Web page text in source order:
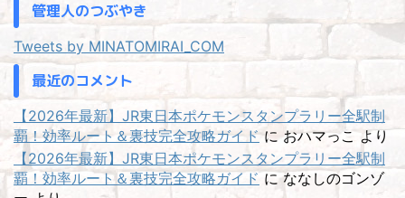
管理人のつぶやき
Tweets by MINATOMIRAI_COM
最近のコメント
【2026年最新】JR東日本ポケモンスタンプラリー全駅制
覇！効率ルート＆裏技完全攻略ガイドに おハマっこより
【2026年最新】JR東日本ポケモンスタンプラリー全駅制
覇！効率ルート＆裏技完全攻略ガイドにななしのゴンゾ